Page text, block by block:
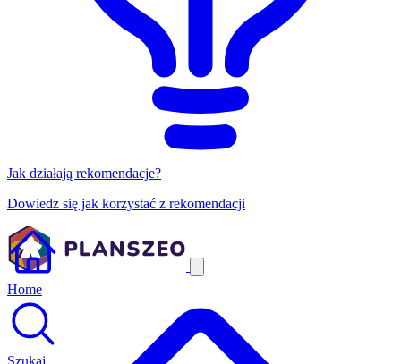
Jak działają rekomendacje?
Dowiedz się jak korzystać z rekomendacji
Home
Szukaj